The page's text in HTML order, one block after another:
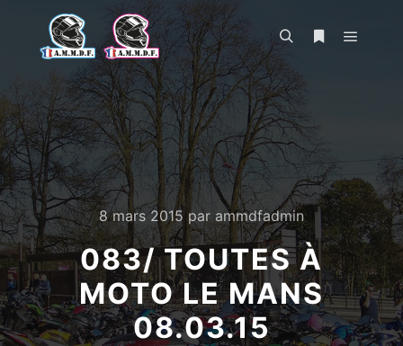
8 mars 2015 par ammdfadmin
083/ TOUTES À
MOTO LE MANS
08.03.15